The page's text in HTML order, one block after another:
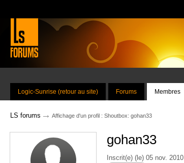
Logic-Sunrise (retour au site) Forums Membres
LS forums → Affichage d'un profil : Shoutbox: gohan33
gohan33
Inscrit(e) (le) 05 nov. 2010